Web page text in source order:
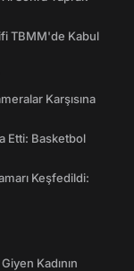
TBMM'de Kabul
Karşısına
Etti: Basketbol
Keşfedildi:
Kadının